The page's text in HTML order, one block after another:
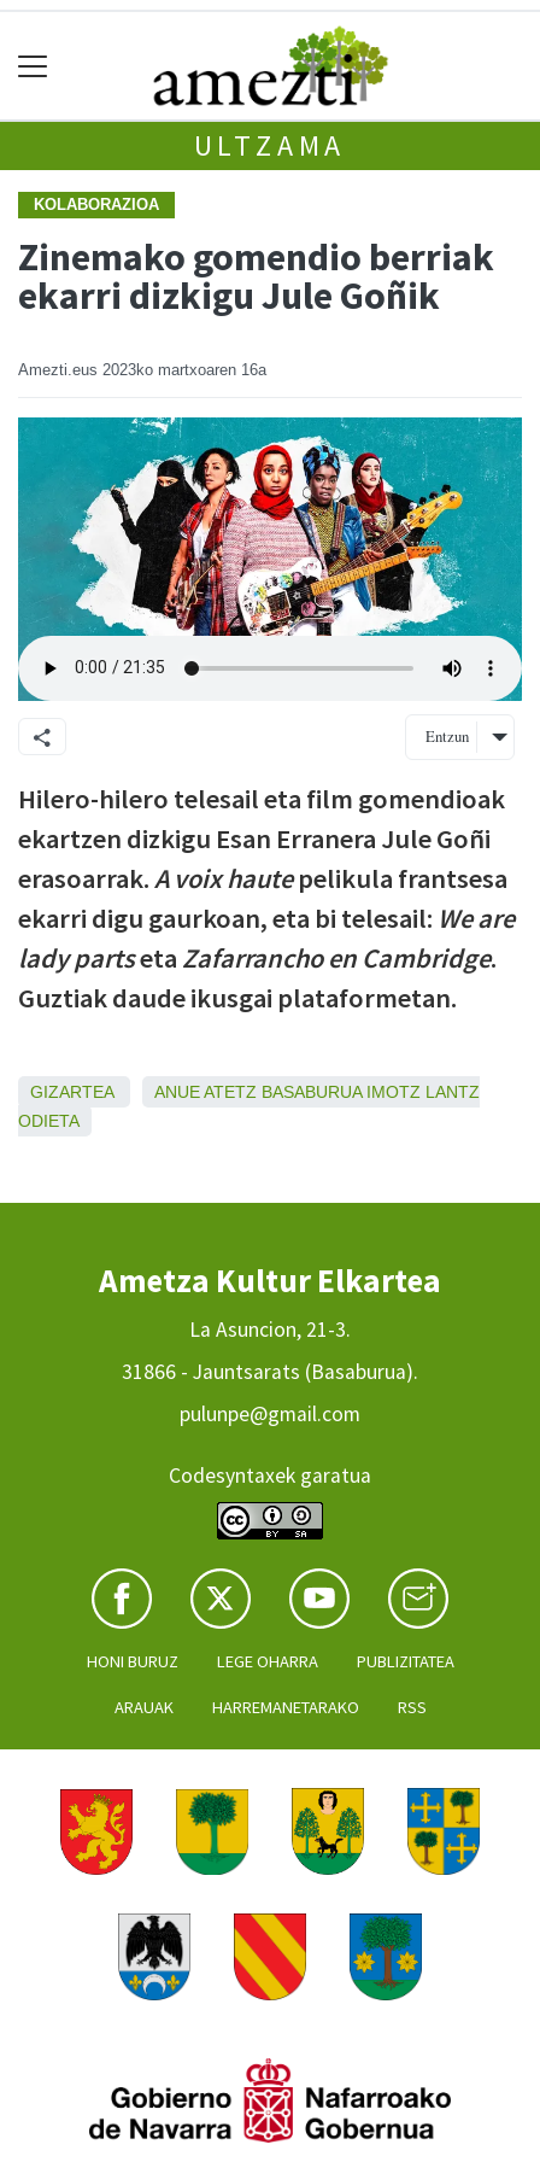
ULTZAMA
KOLABORAZIOA
Zinemako gomendio berriak
ekarri dizkigu Jule Goñik
Amezti.eus 2023ko martxoaren 16a
Entzun
Hilero-hilero telesail eta film gomendioak
ekartzen dizkigu Esan Erranera Jule Goñi
erasoarrak.A voix hautepelikula frantsesa
ekarri digu gaurkoan, eta bi telesail: We are
lady partseta Zafarrancho en Cambridge.
Guztiak daude ikusgai plataformetan.
GIZARTEA ANUEATETZ BASABURUA IMOTZ LANTZ
ODIETA
Ametza Kultur Elkartea
La Asuncion, 21-3.
31866 - Jauntsarats (Basaburua).
pulunpe@gmail.com
Codesyntaxek garatua
HONI BURUZ LEGE OHARRA PUBLIZITATEA
ARAUAK HARREMANETARAKO RSS